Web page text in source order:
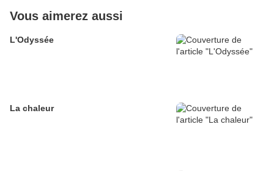
Vous aimerez aussi
L'Odyssée
La chaleur